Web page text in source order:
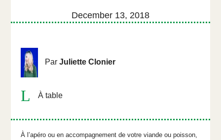
December 13, 2018
ParJuliette Clonier
À table
À l’apéro ou en accompagnement de votre viande ou poisson,